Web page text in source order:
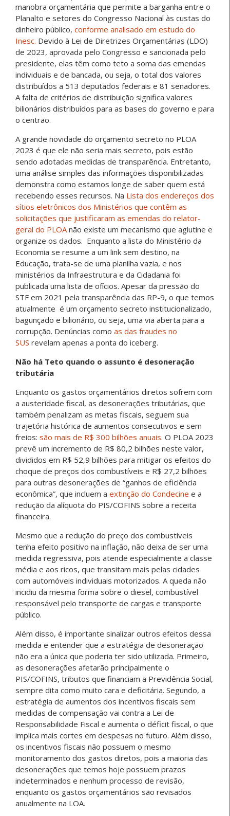
manobra orçamentária que permite a barganha entre o
Planalto e setores do Congresso Nacional às custas do
dinheiro público, conforme analisado em estudo do
Inesc. Devido à Lei de Diretrizes Orçamentárias (LDO)
de 2023, aprovada pelo Congresso e sancionada pelo
presidente, elas têm como teto a soma das emendas
individuais e de bancada, ou seja, o total dos valores
distribuídos a 513 deputados federais e 81 senadores.
A falta de critérios de distribuição significa valores
bilionários distribuídos para as bases do governo e para
o centrão.
A grande novidade do orçamento secreto no PLOA
2023 é que ele não seria mais secreto, pois estão
sendo adotadas medidas de transparência. Entretanto,
uma análise simples das informações disponibilizadas
demonstra como estamos longe de saber quem está
recebendo esses recursos. Na Lista dos endereços dos
sítios eletrônicos dos Ministérios que contêm as
solicitações que justificaram as emendas do relator-
geral do PLOA não existe um mecanismo que aglutine e
organize os dados. Enquanto a lista do Ministério da
Economia se resume a um link sem destino, na
Educação, trata-se de uma planilha vazia, e nos
ministérios da Infraestrutura e da Cidadania foi
publicada uma lista de ofícios. Apesar da pressão do
STF em 2021 pela transparência das RP-9, o que temos
atualmente é um orçamento secreto institucionalizado,
bagunçado e bilionário, ou seja, uma via aberta para a
corrupção. Denúncias como as das fraudes no
SUS revelam apenas a ponta do iceberg.
Não há Teto quando o assunto é desoneração
tributária
Enquanto os gastos orçamentários diretos sofrem com
a austeridade fiscal, as desonerações tributárias, que
também penalizam as metas fiscais, seguem sua
trajetória histórica de aumentos consecutivos e sem
freios: são mais de R$ 300 bilhões anuais. O PLOA 2023
prevê um incremento de R$ 80,2 bilhões neste valor,
divididos em R$ 52,9 bilhões para mitigar os efeitos do
choque de preços dos combustíveis e R$ 27,2 bilhões
para outras desonerações de “ganhos de eficiência
econômica”, que incluem a extinção do Condecine e a
redução da alíquota do PIS/COFINS sobre a receita
financeira.
Mesmo que a redução do preço dos combustíveis
tenha efeito positivo na inflação, não deixa de ser uma
medida regressiva, pois atende especialmente a classe
média e aos ricos, que transitam mais pelas cidades
com automóveis individuais motorizados. A queda não
incidiu da mesma forma sobre o diesel, combustível
responsável pelo transporte de cargas e transporte
público.
Além disso, é importante sinalizar outros efeitos dessa
medida e entender que a estratégia de desoneração
não era a única que poderia ter sido utilizada. Primeiro,
as desonerações afetarão principalmente o
PIS/COFINS, tributos que financiam a Previdência Social,
sempre dita como muito cara e deficitária. Segundo, a
estratégia de aumentos dos incentivos fiscais sem
medidas de compensação vai contra a Lei de
Responsabilidade Fiscal e aumenta o déficit fiscal, o que
implica mais cortes em despesas no futuro. Além disso,
os incentivos fiscais não possuem o mesmo
monitoramento dos gastos diretos, pois a maioria das
desonerações que temos hoje possuem prazos
indeterminados e nenhum processo de revisão,
enquanto os gastos orçamentários são revisados
anualmente na LOA.